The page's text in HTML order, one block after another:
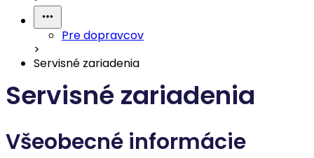
Pre dopravcov
>
Servisné zariadenia
Servisné zariadenia
Všeobecné informácie